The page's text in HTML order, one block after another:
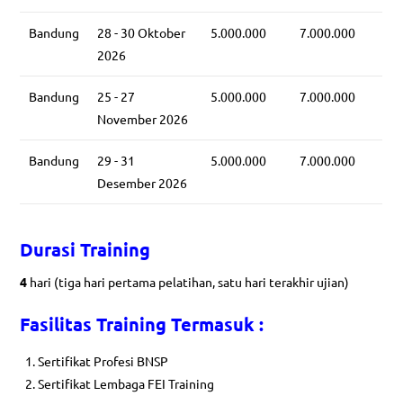
Bandung
28 - 30 Oktober
2026
5.000.000 7.000.000
Bandung
25 - 27
November 2026
5.000.000 7.000.000
Bandung
29 - 31
Desember 2026
5.000.000 7.000.000
Durasi Training
4 hari (tiga hari pertama pelatihan, satu hari terakhir ujian)
Fasilitas Training Termasuk :
Sertifikat Profesi BNSP
Sertifikat Lembaga FEI Training